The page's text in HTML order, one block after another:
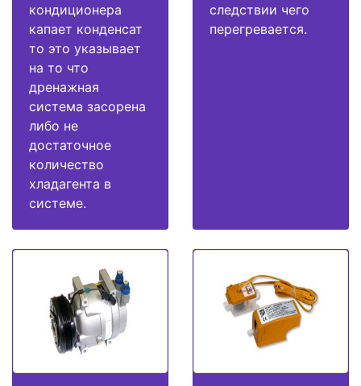
кондиционера
капает конденсат
то это указывает
на то что
дренажная
система засорена
либо не
достаточное
количество
хладагента в
системе.
следствии чего
перегревается.